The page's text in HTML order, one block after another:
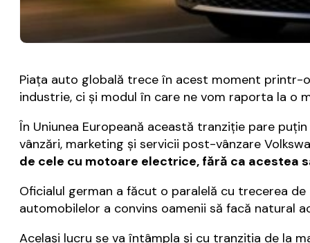
Piaţa auto globală trece în acest moment printr-
industrie, ci şi modul în care ne vom raporta la o
În Uniunea Europeană această tranziţie pare
vânzări, marketing și servicii post-vânzare
de cele cu motoare electrice, fără ca acestea
Oficialul german a făcut o paralelă cu trecerea
automobilelor a convins oamenii să facă natural
Acelaşi lucru se va întâmpla şi cu tranziţia de la